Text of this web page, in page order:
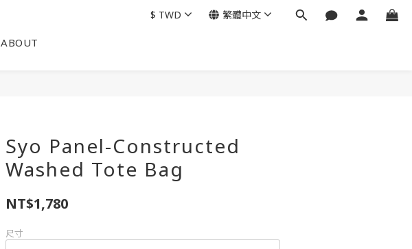
ABOUT
$ TWD 繁體中文
Syo Panel-Constructed
Washed Tote Bag
NT$1,780
尺寸